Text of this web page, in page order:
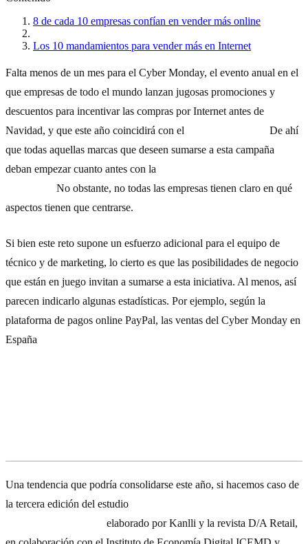
8 de cada 10 empresas confían en vender más online
Los 10 mandamientos para vender más en Internet
Falta menos de un mes para el Cyber Monday, el evento anual en el
que empresas de todo el mundo lanzan jugosas promociones y
descuentos para incentivar las compras por Internet antes de
Navidad, y que este año coincidirá con el
De ahí
que todas aquellas marcas que deseen sumarse a esta campaña
deban empezar cuanto antes con la
No obstante, no todas las empresas tienen claro en qué
aspectos tienen que centrarse.
Si bien este reto supone un esfuerzo adicional para el equipo de
técnico y de marketing, lo cierto es que las posibilidades de negocio
que están en juego invitan a sumarse a esta iniciativa. Al menos, así
parecen indicarlo algunas estadísticas. Por ejemplo, según la
plataforma de pagos online PayPal, las ventas del Cyber Monday en
España
Una tendencia que podría consolidarse este año, si hacemos caso de
la tercera edición del estudio
elaborado por Kanlli y la revista D/A Retail,